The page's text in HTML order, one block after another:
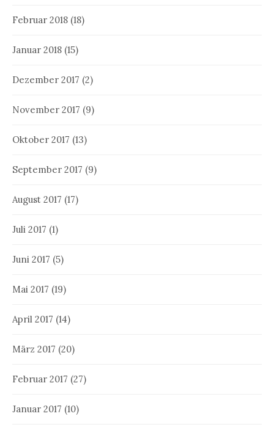
Februar 2018 (18)
Januar 2018 (15)
Dezember 2017 (2)
November 2017 (9)
Oktober 2017 (13)
September 2017 (9)
August 2017 (17)
Juli 2017 (1)
Juni 2017 (5)
Mai 2017 (19)
April 2017 (14)
März 2017 (20)
Februar 2017 (27)
Januar 2017 (10)